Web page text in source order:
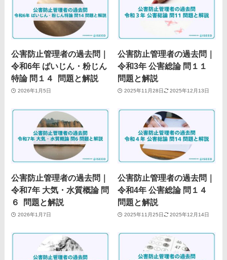
公害防止管理者の過去問｜
令和6年 ばいじん・粉じん
特論 問１４ 問題と解説
2026年1月5日
公害防止管理者の過去問｜
令和3年 公害総論 問１１
問題と解説
2025年11月28日 2025年12月13日
公害防止管理者の過去問｜
令和7年 大気・水質概論 問
６ 問題と解説
2026年1月7日
公害防止管理者の過去問｜
令和4年 公害総論 問１４
問題と解説
2025年11月25日 2025年12月14日